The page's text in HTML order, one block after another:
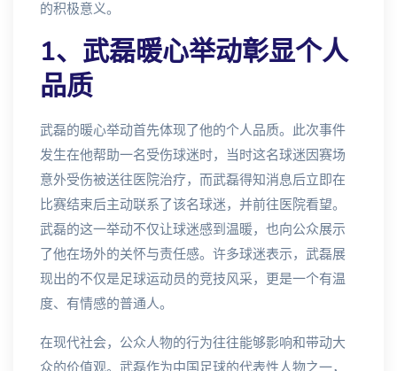
的积极意义。
1、武磊暖心举动彰显个人
品质
武磊的暖心举动首先体现了他的个人品质。此次事件
发生在他帮助一名受伤球迷时，当时这名球迷因赛场
意外受伤被送往医院治疗，而武磊得知消息后立即在
比赛结束后主动联系了该名球迷，并前往医院看望。
武磊的这一举动不仅让球迷感到温暖，也向公众展示
了他在场外的关怀与责任感。许多球迷表示，武磊展
现出的不仅是足球运动员的竞技风采，更是一个有温
度、有情感的普通人。
在现代社会，公众人物的行为往往能够影响和带动大
众的价值观。武磊作为中国足球的代表性人物之一，